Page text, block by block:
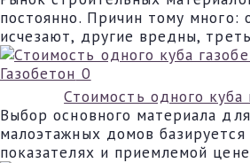
постоянно. Причин тому много:
исчезают, другие вредны,
Газобетон 0
Стоимость одного куба
Выбор основного материала
малоэтажных домов базируется
показателях и приемлемой